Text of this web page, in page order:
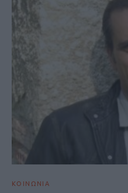
ΚΟΙΝΩΝΙΑ